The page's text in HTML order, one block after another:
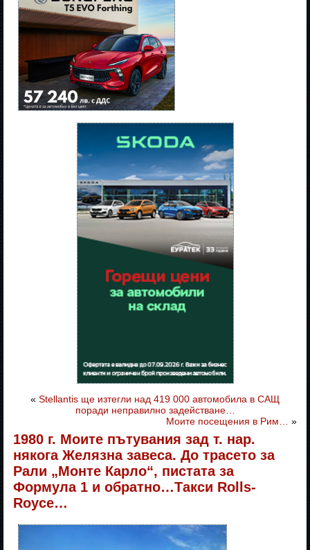
« Stellantis ще изтегли над 419 000 автомобила в САЩ
поради неправилно задействане…
Моите посещения в Рим… »
1980 г. Моите пътувания зад т. нар.
някога Желязна завеса. До трасето за
Рали „Монте Карло“, пистата за
Формула 1 и обратно…Такси Rolls-
Royce…